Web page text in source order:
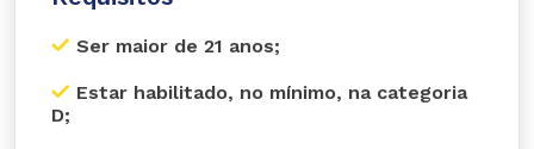
Ser maior de 21 anos;
Estar habilitado, no mínimo, na categoria
D;